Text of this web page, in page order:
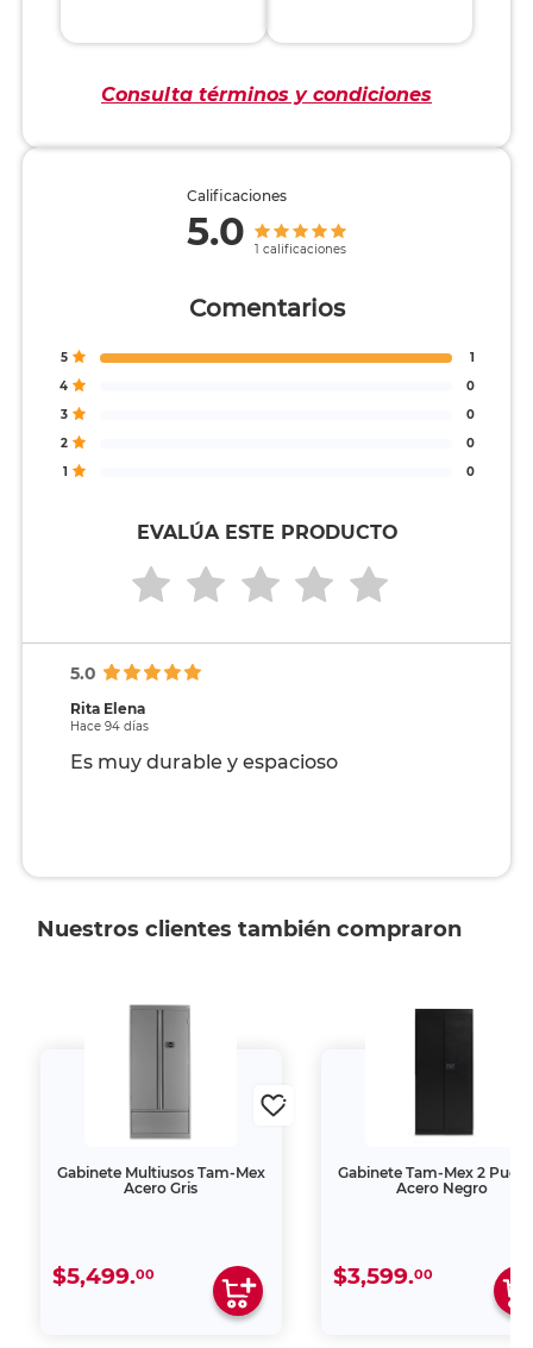
Consulta términos y condiciones
Comentarios
5
1
4
0
3
0
2
0
1
0
Calificaciones
5.0 1 calificaciones
EVALÚA ESTE PRODUCTO
5.0
Rita Elena
Hace 94 días
Es muy durable y espacioso
Nuestros clientes también compraron
Gabinete Multiusos Tam-Mex
Acero Gris
$5,499.00
Gabinete Tam-Mex 2
Acero Negro
$3,599.00